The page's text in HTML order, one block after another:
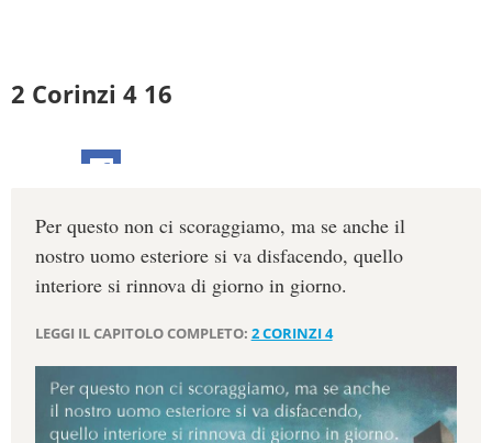
2 Corinzi 4 16
Per questo non ci scoraggiamo, ma se anche il
nostro uomo esteriore si va disfacendo, quello
interiore si rinnova di giorno in giorno.
LEGGI IL CAPITOLO COMPLETO: 2 CORINZI 4